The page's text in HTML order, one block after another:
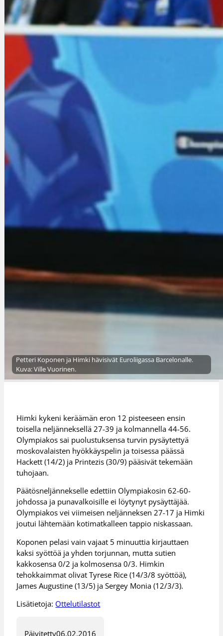
Petteri Koponen ja Himki hävisivät Euroliigassa Barcelonalle.
Kuva: Ville Vuorinen.
Himki kykeni keräämän eron 12 pisteeseen ensin
toisella neljänneksellä 27-39 ja kolmannella 44-56.
Olympiakos sai puolustuksensa turvin pysäytettyä
moskovalaisten hyökkäyspelin ja toisessa päässä
Hackett (14/2) ja Printezis (30/9) pääsivät tekemään
tuhojaan.
Päätösneljännekselle edettiin Olympiakosin 62-60-
johdossa ja punavalkoisille ei löytynyt pysäyttäjää.
Olympiakos vei viimeisen neljänneksen 27-17 ja Himki
joutui lähtemään kotimatkalleen tappio niskassaan.
Koponen pelasi vain vajaat 5 minuuttia kirjauttaen
kaksi syöttöä ja yhden torjunnan, mutta sutien
kakkosensa 0/2 ja kolmosensa 0/3. Himkin
tehokkaimmat olivat Tyrese Rice (14/3/8 syöttöä),
James Augustine (13/5) ja Sergey Monia (12/3/3).
Lisätietoja: Ottelutilastot
Päivitetty06.02.2016